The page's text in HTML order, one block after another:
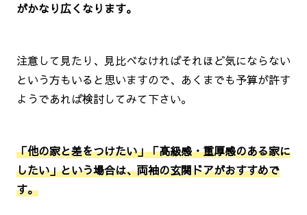
がかなり広くなります。
注意して見たり、見比べなければそれほど気にならない
という方もいると思いますので、あくまでも予算が許す
ようであれば検討してみて下さい。
「他の家と差をつけたい」「高級感・重厚感のある家に
したい」という場合は、両袖の玄関ドアがおすすめで
す。